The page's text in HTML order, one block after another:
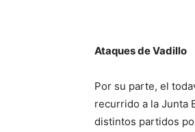
Ataques de Vadillo
Por su parte, el
recurrido a la Junta
distintos partidos